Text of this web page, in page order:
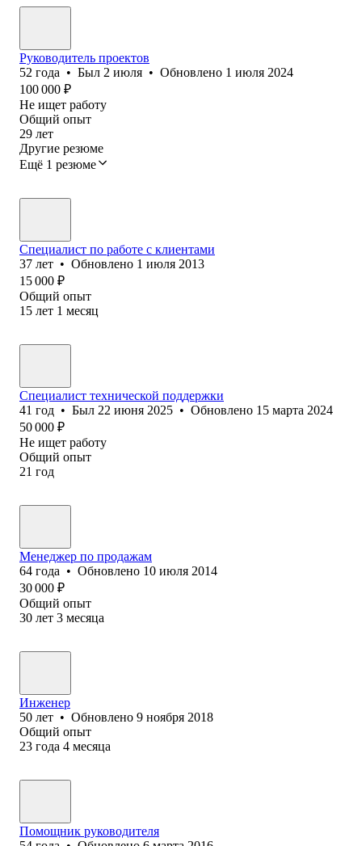
Руководитель проектов
52 года • Был 2 июля • Обновлено 1 июля 2024
100 000 ₽
Не ищет работу
Общий опыт
29 лет
Другие резюме
Ещё 1 резюме
Специалист по работе с клиентами
37 лет • Обновлено 1 июля 2013
15 000 ₽
Общий опыт
15 лет 1 месяц
Специалист технической поддержки
41 год • Был 22 июня 2025 • Обновлено 15 марта 2024
50 000 ₽
Не ищет работу
Общий опыт
21 год
Менеджер по продажам
64 года • Обновлено 10 июля 2014
30 000 ₽
Общий опыт
30 лет 3 месяца
Инженер
50 лет • Обновлено 9 ноября 2018
Общий опыт
23 года 4 месяца
Помощник руководителя